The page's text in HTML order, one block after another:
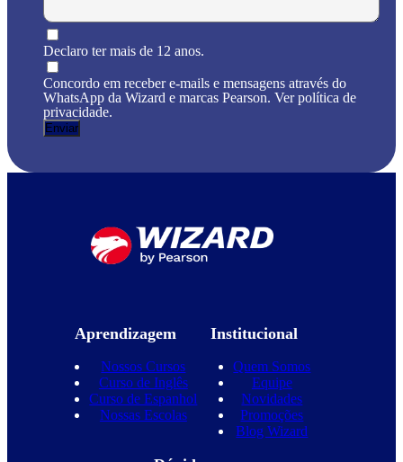
Declaro ter mais de 12 anos.
Concordo em receber e-mails e mensagens através do
WhatsApp da Wizard e marcas Pearson. Ver política de
privacidade.
Aprendizagem
Nossos Cursos
Curso de Inglês
Curso de Espanhol
Nossas Escolas
Institucional
Quem Somos
Equipe
Novidades
Promoções
Blog Wizard